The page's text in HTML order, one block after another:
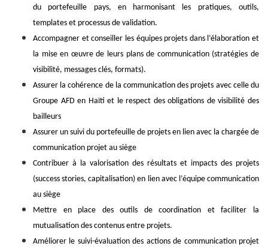
du portefeuille pays, en harmonisant les pratiques, outils,
templates et processus de validation.
Accompagner et conseiller les équipes projets dans l’élaboration et
la mise en œuvre de leurs plans de communication (stratégies de
visibilité, messages clés, formats).
Assurer la cohérence de la communication des projets avec celle du
Groupe AFD en Haïti et le respect des obligations de visibilité des
bailleurs
Assurer un suivi du portefeuille de projets en lien avec la chargée de
communication projet au siège
Contribuer à la valorisation des résultats et impacts des projets
(success stories, capitalisation) en lien avec l’équipe communication
au siège
Mettre en place des outils de coordination et faciliter la
mutualisation des contenus entre projets.
Améliorer le suivi-évaluation des actions de communication projet